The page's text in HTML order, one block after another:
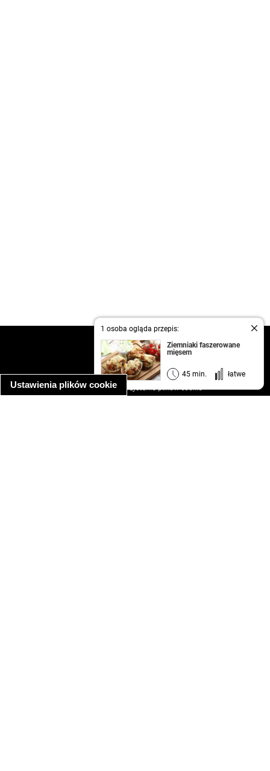
Ustawienia plików cookie
1 osoba ogląda przepis:
Ziemniaki faszerowane
mięsem
45 min. łatwe
kontakt
regulamin
informacja o prywatności
informacja o wykorzystaniu plików cookie